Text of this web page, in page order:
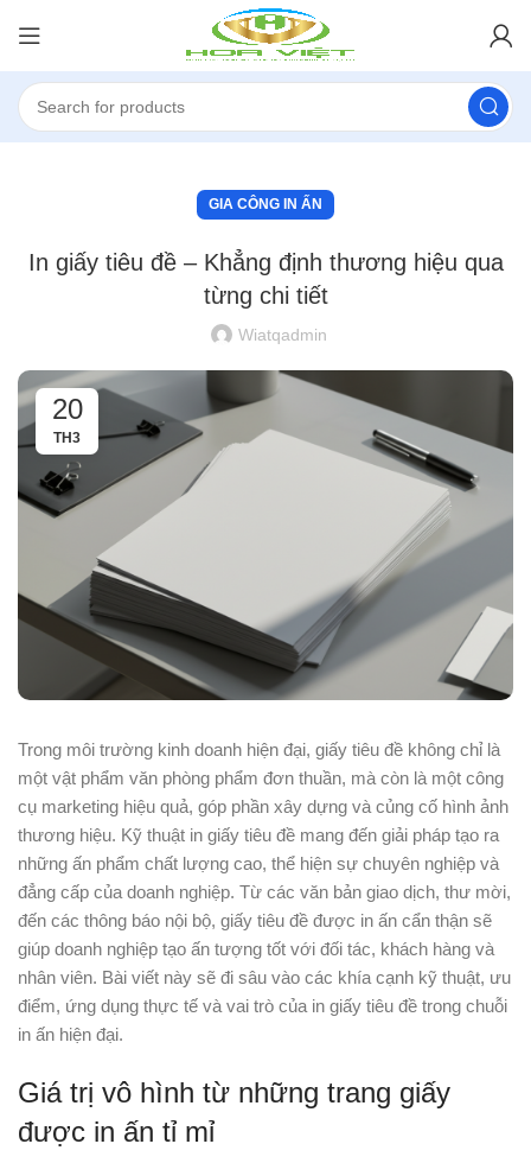
GIA CÔNG IN ẤN
In giấy tiêu đề – Khẳng định thương hiệu qua
từng chi tiết
Wiatqadmin
20
TH3
Trong môi trường kinh doanh hiện đại, giấy tiêu đề không chỉ là
một vật phẩm văn phòng phẩm đơn thuần, mà còn là một công
cụ marketing hiệu quả, góp phần xây dựng và củng cố hình ảnh
thương hiệu. Kỹ thuật in giấy tiêu đề mang đến giải pháp tạo ra
những ấn phẩm chất lượng cao, thể hiện sự chuyên nghiệp và
đẳng cấp của doanh nghiệp. Từ các văn bản giao dịch, thư mời,
đến các thông báo nội bộ, giấy tiêu đề được in ấn cẩn thận sẽ
giúp doanh nghiệp tạo ấn tượng tốt với đối tác, khách hàng và
nhân viên. Bài viết này sẽ đi sâu vào các khía cạnh kỹ thuật, ưu
điểm, ứng dụng thực tế và vai trò của in giấy tiêu đề trong chuỗi
in ấn hiện đại.
Giá trị vô hình từ những trang giấy
được in ấn tỉ mỉ